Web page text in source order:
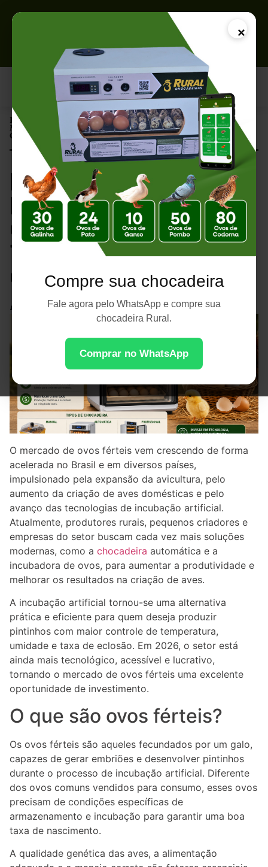
×
Compre sua chocadeira
Fale agora pelo WhatsApp e compre sua
chocadeira Rural.
Comprar no WhatsApp
Página Inicial |
Mercado de Ovos Férteis em 2026: Crescimento, Tecnologia e
Oportunidades na Avicultura
Mercado de Ovos
Férteis em 2026:
Crescimento,
Tecnologia e
Oportunidades na
Avicultura
O mercado de ovos férteis vem crescendo de forma
acelerada no Brasil e em diversos países,
impulsionado pela expansão da avicultura, pelo
aumento da criação de aves domésticas e pelo
avanço das tecnologias de incubação artificial.
Atualmente, produtores rurais, pequenos criadores e
empresas do setor buscam cada vez mais soluções
modernas, como a chocadeira automática e a
incubadora de ovos, para aumentar a produtividade e
melhorar os resultados na criação de aves.
A incubação artificial tornou-se uma alternativa
prática e eficiente para quem deseja produzir
pintinhos com maior controle de temperatura,
umidade e taxa de eclosão. Em 2026, o setor está
ainda mais tecnológico, acessível e lucrativo,
tornando o mercado de ovos férteis uma excelente
oportunidade de investimento.
O que são ovos férteis?
Os ovos férteis são aqueles fecundados por um galo,
capazes de gerar embriões e desenvolver pintinhos
durante o processo de incubação artificial. Diferente
dos ovos comuns vendidos para consumo, esses ovos
precisam de condições específicas de
armazenamento e incubação para garantir uma boa
taxa de nascimento.
A qualidade genética das aves, a alimentação